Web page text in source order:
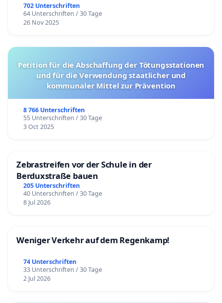
702 Unterschriften
64 Unterschriften / 30 Tage
26 Nov 2025
Petition für die Abschaffung der Tötungsstationen
und für die Verwendung staatlicher und
kommunaler Mittel zur Prävention
8 766 Unterschriften
55 Unterschriften / 30 Tage
3 Oct 2025
Zebrastreifen vor der Schule in der
Berduxstraße bauen
205 Unterschriften
40 Unterschriften / 30 Tage
8 Jul 2026
Weniger Verkehr auf dem Regenkamp!
74 Unterschriften
33 Unterschriften / 30 Tage
2 Jul 2026